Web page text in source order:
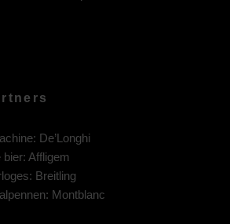
De’Longhi
bier: Affligem
Breitling
Montblanc